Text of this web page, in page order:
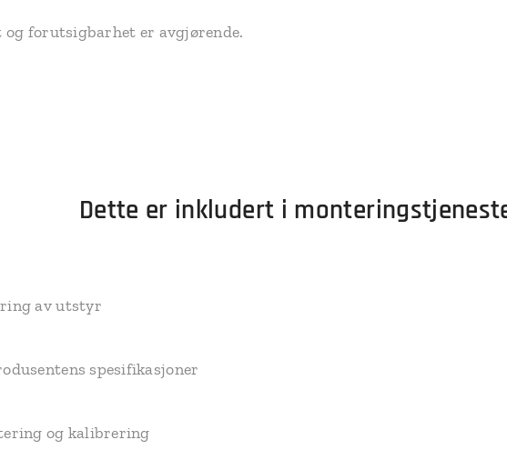
forutsigbarhet er avgjørende.
Dette er inkludert i
av utstyr
spesifikasjoner
og kalibrering